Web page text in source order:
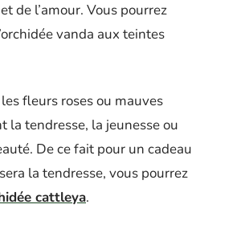
de l’amour. Vous pourrez
vanda aux teintes
fleurs roses ou mauves
la tendresse, la jeunesse ou
De ce fait pour un cadeau
la tendresse, vous pourrez
cattleya.